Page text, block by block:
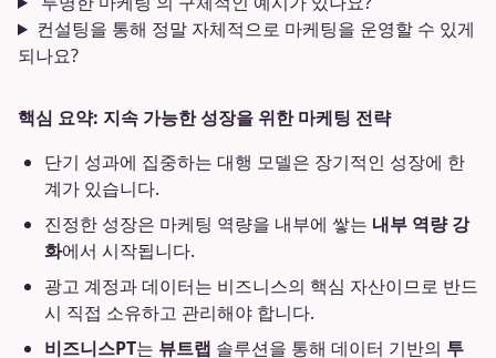
컨설팅을 통해 정말 자체적으로 마케팅을 운영할 수 있게
되나요?
핵심 요약: 지속 가능한 성장을 위한 마케팅 전략
단기 성과에 집중하는 대행 모델은 장기적인 성장에 한
계가 있습니다.
진정한 성장은 마케팅 역량을 내부에 쌓는 내부 역량 강
화에서 시작됩니다.
광고 계정과 데이터는 비즈니스의 핵심 자산이므로 반드
시 직접 소유하고 관리해야 합니다.
비즈니스PT는 뷰트랩 솔루션을 통해 데이터 기반의 투